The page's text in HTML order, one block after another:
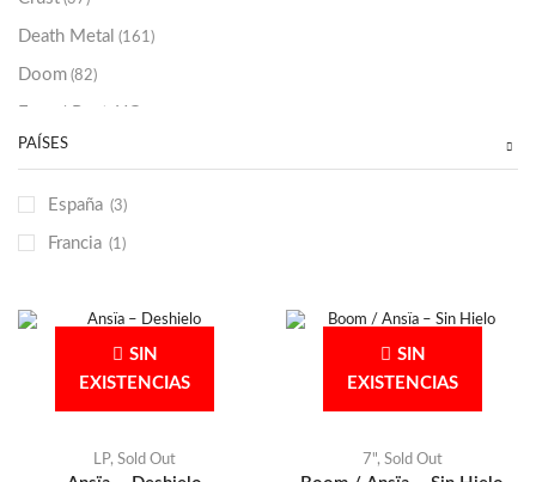
Death Metal (161)
Doom (82)
Grindcore
(146)
PAÍSES
España (3)
Francia (1)
SIN
EXISTENCIAS
LP, Sold Out
SIN
EXISTENCIAS
7", Sold Out